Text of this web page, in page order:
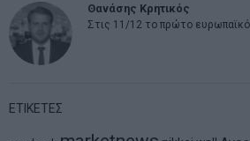
Θανάσης Κρητικός
Στις 11/12 το πρώτο ευρωπαϊκό
ΕΤΙΚΕΤΕΣ